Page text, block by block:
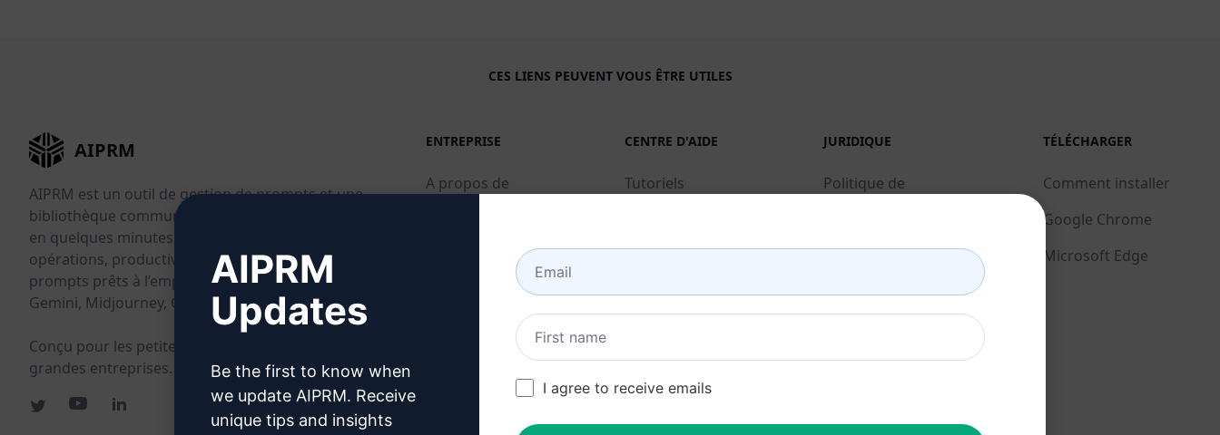
CES LIENS PEUVENT VOUS ÊTRE UTILES
AIPRM
AIPRM est un outil de gestion de prompts et une
bibliothèque communautaire de prompts. Effectuez
en quelques minutes vos tâches en marketing, vente,
opérations, productivité et support client grâce à des
prompts prêts à l’emploi pour ChatGPT, Claude,
Gemini, Midjourney, GPT Image et plus encore.
Conçu pour les petites entreprises. Adopté par les
grandes entreprises.
ENTREPRISE
A propos de
Caractéristiques
Tarification par équipe
CENTRE D'AIDE
Tutoriels
Facturation et FAQ (en)
JURIDIQUE
Politique de
Conditions d'utilisation
(en)
Termes relatifs aux
TÉLÉCHARGER
Comment installer
Google Chrome
Microsoft Edge
AIPRM
Updates
Be the first to know when
we update AIPRM. Receive
unique tips and insights
I agree to receive emails